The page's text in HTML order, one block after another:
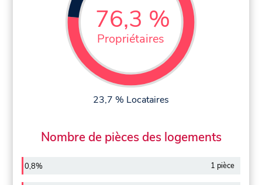
76,3 %
Propriétaires
23,7 % Locataires
Nombre de pièces des logements
0,8% 1 pièce